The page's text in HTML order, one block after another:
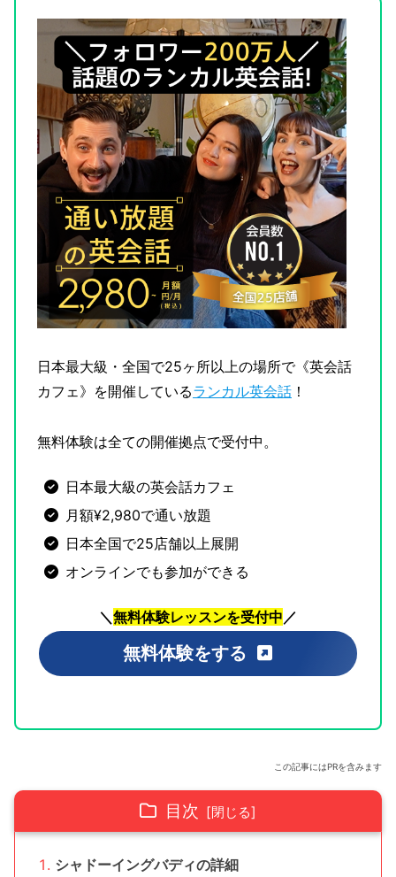
日本最大級・全国で25ヶ所以上の場所で《英会話
カフェ》を開催しているランカル英会話 ！
無料体験は全ての開催拠点で受付中。
日本最大級の英会話カフェ
月額¥2,980で通い放題
日本全国で25店舗以上展開
オンラインでも参加ができる
＼ 無料体験レッスンを受付中 ／
無料体験をする
この記事にはPRを含みます
目次
シャドーイングバディの詳細